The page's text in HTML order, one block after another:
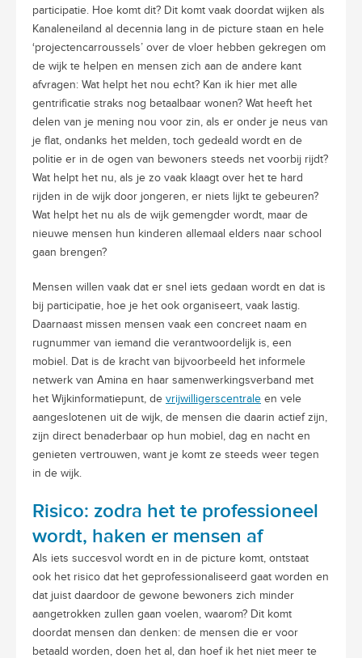
participatie. Hoe komt dit? Dit komt vaak doordat wijken als
Kanaleneiland al decennia lang in de picture staan en hele
‘projectencarroussels’ over de vloer hebben gekregen om
de wijk te helpen en mensen zich aan de andere kant
afvragen: Wat helpt het nou echt? Kan ik hier met alle
gentrificatie straks nog betaalbaar wonen? Wat heeft het
delen van je mening nou voor zin, als er onder je neus van
je flat, ondanks het melden, toch gedeald wordt en de
politie er in de ogen van bewoners steeds net voorbij rijdt?
Wat helpt het nu, als je zo vaak klaagt over het te hard
rijden in de wijk door jongeren, er niets lijkt te gebeuren?
Wat helpt het nu als de wijk gemengder wordt, maar de
nieuwe mensen hun kinderen allemaal elders naar school
gaan brengen?
Mensen willen vaak dat er snel iets gedaan wordt en dat is
bij participatie, hoe je het ook organiseert, vaak lastig.
Daarnaast missen mensen vaak een concreet naam en
rugnummer van iemand die verantwoordelijk is, een
mobiel. Dat is de kracht van bijvoorbeeld het informele
netwerk van Amina en haar samenwerkingsverband met
het Wijkinformatiepunt, de vrijwilligerscentrale en vele
aangeslotenen uit de wijk, de mensen die daarin actief zijn,
zijn direct benaderbaar op hun mobiel, dag en nacht en
genieten vertrouwen, want je komt ze steeds weer tegen
in de wijk.
Risico: zodra het te professioneel
wordt, haken er mensen af
Als iets succesvol wordt en in de picture komt, ontstaat
ook het risico dat het geprofessionaliseerd gaat worden en
dat juist daardoor de gewone bewoners zich minder
aangetrokken zullen gaan voelen, waarom? Dit komt
doordat mensen dan denken: de mensen die er voor
betaald worden, doen het al, dan hoef ik het niet meer te